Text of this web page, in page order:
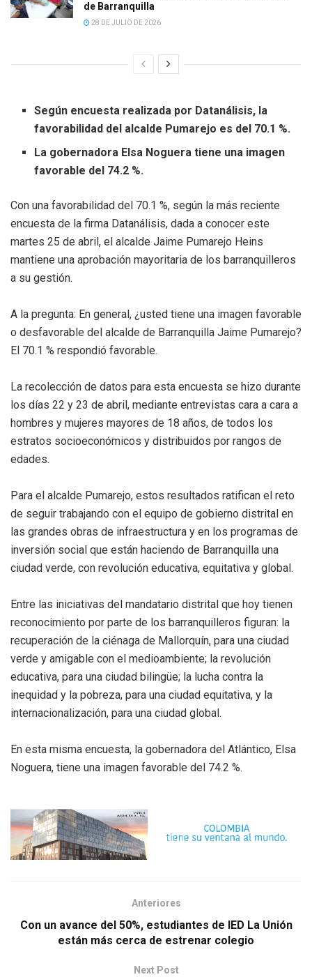
de Barranquilla
28 DE JULIO DE 2026
Según encuesta realizada por Datanálisis, la
favorabilidad del alcalde Pumarejo es del 70.1 %.
La gobernadora Elsa Noguera tiene una imagen
favorable del 74.2 %.
Con una favorabilidad del 70.1 %, según la más reciente
encuesta de la firma Datanálisis, dada a conocer este
martes 25 de abril, el alcalde Jaime Pumarejo Heins
mantiene una aprobación mayoritaria de los barranquilleros
a su gestión.
A la pregunta: En general, ¿usted tiene una imagen favorable
o desfavorable del alcalde de Barranquilla Jaime Pumarejo?
El 70.1 % respondió favorable.
La recolección de datos para esta encuesta se hizo durante
los días 22 y 23 de abril, mediante entrevistas cara a cara a
hombres y mujeres mayores de 18 años, de todos los
estratos socioeconómicos y distribuidos por rangos de
edades.
Para el alcalde Pumarejo, estos resultados ratifican el reto
de seguir trabajando con el equipo de gobierno distrital en
las grandes obras de infraestructura y en los programas de
inversión social que están haciendo de Barranquilla una
ciudad verde, con revolución educativa, equitativa y global.
Entre las iniciativas del mandatario distrital que hoy tienen
reconocimiento por parte de los barranquilleros figuran: la
recuperación de la ciénaga de Mallorquín, para una ciudad
verde y amigable con el medioambiente; la revolución
educativa, para una ciudad bilingüe; la lucha contra la
inequidad y la pobreza, para una ciudad equitativa, y la
internacionalización, para una ciudad global.
En esta misma encuesta, la gobernadora del Atlántico, Elsa
Noguera, tiene una imagen favorable del 74.2 %.
Anteriores
Con un avance del 50%, estudiantes de IED La Unión
están más cerca de estrenar colegio
Next Post